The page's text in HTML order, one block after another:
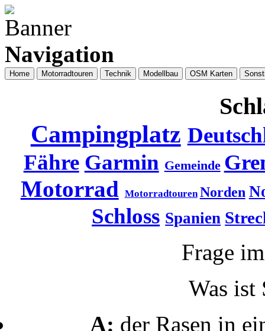
Navigation
Home Motorradtouren Technik Modellbau OSM Karten
Campingplatz
Fähre Garmin Gemeinde
Motorrad Motorradtouren Norden
Schloss Spanien
Frage
Was ist
A: der Rasen in